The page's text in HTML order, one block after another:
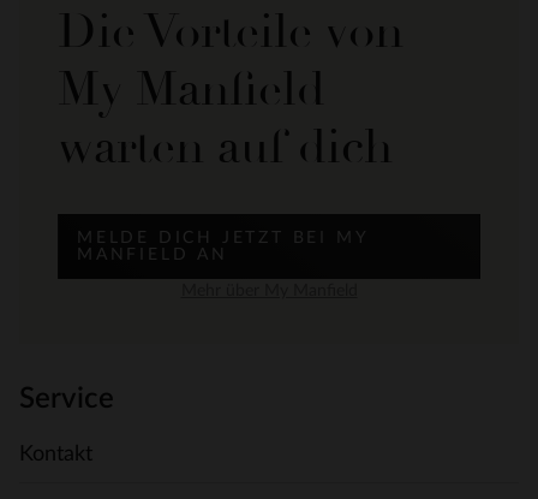
Die Vorteile von
My Manfield
warten auf dich
MELDE DICH JETZT BEI MY
MANFIELD AN
Service
Kontakt